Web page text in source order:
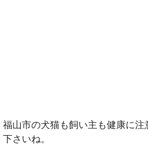
福山市の犬猫も飼い主も健康に
下さいね。